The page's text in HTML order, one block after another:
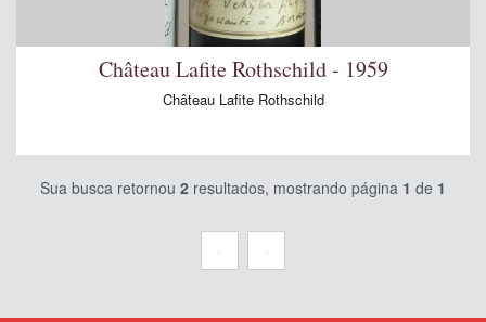
Château Lafite Rothschild - 1959
Château Lafite Rothschild
Sua busca retornou 2 resultados, mostrando página 1 de 1